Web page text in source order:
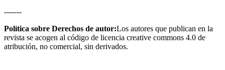
-------
Política sobre Derechos de autor:Los autores que publican en la
revista se acogen al código de licencia creative commons 4.0 de
atribución, no comercial, sin derivados.